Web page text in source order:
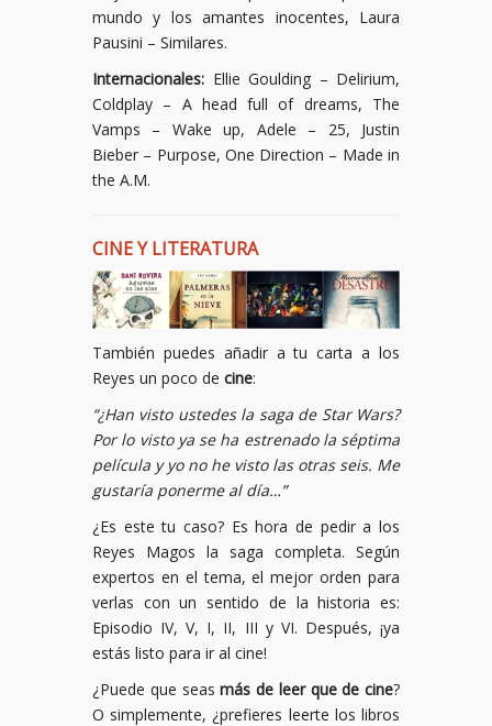
mundo y los amantes inocentes, Laura
Pausini – Similares.
Internacionales: Ellie Goulding – Delirium,
Coldplay – A head full of dreams, The
Vamps – Wake up, Adele – 25, Justin
Bieber – Purpose, One Direction – Made in
the A.M.
CINE Y LITERATURA
También puedes añadir a tu carta a los
Reyes un poco de cine:
“¿Han visto ustedes la saga de Star Wars?
Por lo visto ya se ha estrenado la séptima
película y yo no he visto las otras seis. Me
gustaría ponerme al día…”
¿Es este tu caso? Es hora de pedir a los
Reyes Magos la saga completa. Según
expertos en el tema, el mejor orden para
verlas con un sentido de la historia es:
Episodio IV, V, I, II, III y VI. Después, ¡ya
estás listo para ir al cine!
¿Puede que seasmás de leer que de cine?
O simplemente, ¿prefieres leerte los libros